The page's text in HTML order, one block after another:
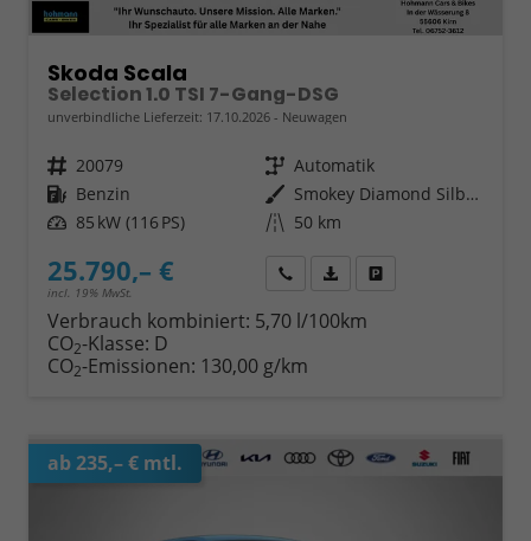
Skoda Scala
Selection 1.0 TSI 7-Gang-DSG
unverbindliche Lieferzeit: 17.10.2026 Neuwagen
Fahrzeugnr. 20079 Getriebe Automatik
Kraftstoff Benzin Außenfarbe
Smokey Diamond Silber Metallic
Leistung 85 kW (116 PS) Kilometerstand 50 km
25.790,– €
incl. 19% MwSt.
Wir rufen Sie anFahrzeugexposé (PDF)
Verbrauch kombiniert: 5,70 l/100km
CO2-Klasse: D
CO2-Emissionen: 130,00 g/km
ab 235,– € mtl.